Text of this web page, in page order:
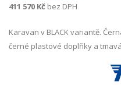
411 570 Kč bez DPH
Karavan v BLACK variantě.
černé plastové doplňky a